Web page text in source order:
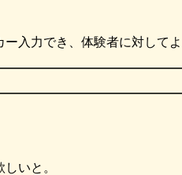
入力でき、体験者に対して
いと。